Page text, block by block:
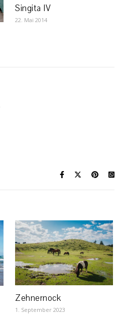
Singita IV
22. Mai 2014
Zehnernock
1. September 2023